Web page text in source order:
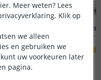
,95
Zigbee
4 watt -
Meer weten? Lees
Klik op
we alleen
en gebruiken we
uw voorkeuren later
pagina.